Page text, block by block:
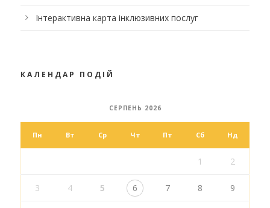
Інтерактивна карта інклюзивних послуг
КАЛЕНДАР ПОДІЙ
СЕРПЕНЬ 2026
Пн Вт Ср Чт Пт Сб Нд
1 2
3 4 5 6 7 8 9